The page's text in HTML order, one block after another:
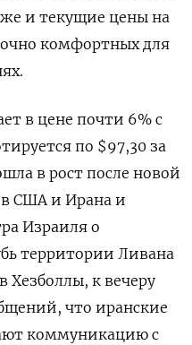
и текущие цены на
комфортных для
в цене почти 6% с
по $97,30 за
в рост ‌после новой
США и Ирана и
Израиля о
территории Ливана
Хезболлы, к вечеру
что иранские
коммуникацию с